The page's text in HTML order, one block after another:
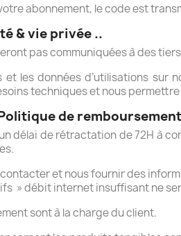
abonnement, le code est
& vie privée ..
pas communiquées à des
et les données d’utilisations
techniques et nous permettre
de
délai de rétractation de 72H à
et nous fournir des
» débit internet insuffisant ne
sont à la charge du client.